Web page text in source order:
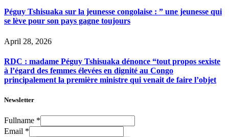
Péguy Tshisuaka sur la jeunesse congolaise : ” une jeunesse qui
se lève pour son pays gagne toujours
April 28, 2026
RDC : madame Péguy Tshisuaka dénonce “tout propos sexiste
à l’égard des femmes élevées en dignité au Congo
principalement la première ministre qui venait de faire l’objet
Newsletter
Fullname *
Email *